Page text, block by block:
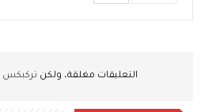
التعليقات مغلقة، ولكن تركبكس